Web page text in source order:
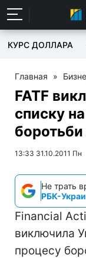
КУРС ДОЛЛАРА
Главная »
FATF
списку
боротьби
13:33 31.10.2011 Пн
Не трать
РБК-
Financial
виключила
процесу